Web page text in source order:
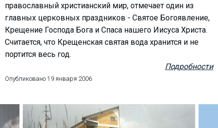
православный христианский мир, отмечает один из
главных церковных праздников - Святое Богоявление,
Крещение Господа Бога и Спаса нашего Иисуса Христа.
Считается, что Крещенская святая вода хранится и не
портится весь год.
Подробности
Опубликовано 19 января 2006
Инструкторы
Прокат
Ски-сервис
Дети в Гудаури
Календарь событий
Телеграм-канал
Гудаури
INFO